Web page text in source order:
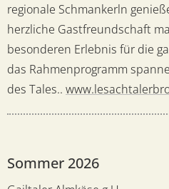
regionale Schmankerln
herzliche Gastfreundschaft
besonderen Erlebnis für die
das Rahmenprogramm
des Tales..
Sommer 2026